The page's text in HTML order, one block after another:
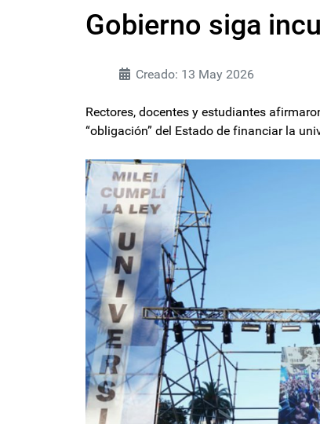
Gobierno siga
Creado: 13 May 2026
Rectores, docentes y estudiantes
“obligación” del Estado de financiar la